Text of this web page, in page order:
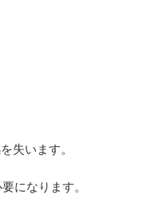
失います。
になります。